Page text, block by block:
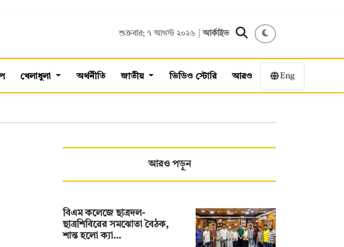
শুক্রবার; ৭ আগস্ট ২০২৬ |আর্কাইভ
খেলাধুলা অর্থনীতি জাতীয় ভিডিও স্টোরি আরও Eng
আরও পড়ুন
বিএম কলেজে ছাত্রদল-
ছাত্রশিবিরের সমঝোতা বৈঠক,
শান্ত হলো ক্যা…